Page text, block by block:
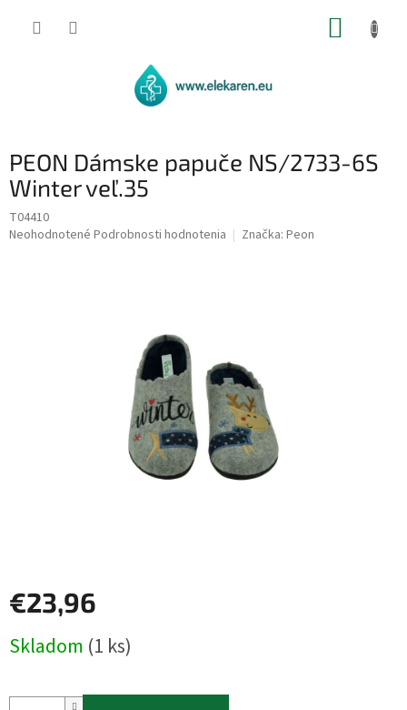
PEON Dámske papuče NS/2733-6S
Winter veľ.35
T04410
Priemerné
Neohodnotené Podrobnosti hodnotenia Značka: Peon
€23,96
cena:
Skladom (1 ks)